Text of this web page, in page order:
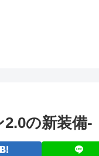
2.0の新装備-